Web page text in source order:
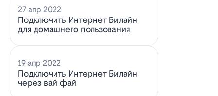
27 апр 2022
Подключить Интернет Билайн
для домашнего пользования
19 апр 2022
Подключить Интернет Билайн
через вай фай